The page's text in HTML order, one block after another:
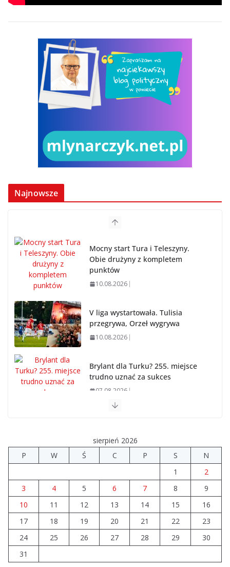
Najnowsze
Mocny start Tura i Teleszyny.
Obie drużyny z kompletem
punktów
10.08.2026
V liga wystartowała. Tulisia
przegrywa, Orzeł wygrywa
10.08.2026
Brylant dla Turku? 255. miejsce
trudno uznać za sukces
07.08.2026
14 sierpnia urzędy skarbowe będą nieczynne
06.08.2026
Drzewa na Wyzwolenia. Wycinka
nie jest jedynym rozwiązaniem
10.08.2026
sierpień 2026
P
W Ś C P S
N
1
2
3
4 5 6 7 8
9
10
11 12 13 14 15
16
17
18 19 20 21 22
23
24
25 26 27 28 29
30
31